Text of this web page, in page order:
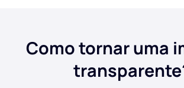
Como tornar uma